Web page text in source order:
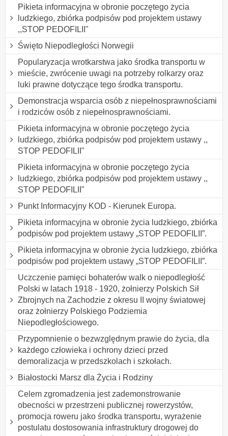
Pikieta informacyjna w obronie poczętego życia
ludzkiego, zbiórka podpisów pod projektem ustawy
,,STOP PEDOFILII"
Święto Niepodległości Norwegii
Popularyzacja wrotkarstwa jako środka transportu w
mieście, zwrócenie uwagi na potrzeby rolkarzy oraz
luki prawne dotyczące tego środka transportu.
Demonstracja wsparcia osób z niepełnosprawnościami
i rodziców osób z niepełnosprawnościami.
Pikieta informacyjna w obronie poczętego życia
ludzkiego, zbiórka podpisów pod projektem ustawy ,,
STOP PEDOFILII"
Pikieta informacyjna w obronie poczętego życia
ludzkiego, zbiórka podpisów pod projektem ustawy ,,
STOP PEDOFILII"
Punkt Informacyjny KOD - Kierunek Europa.
Pikieta informacyjna w obronie życia ludzkiego, zbiórka
podpisów pod projektem ustawy „STOP PEDOFILII”.
Pikieta informacyjna w obronie życia ludzkiego, zbiórka
podpisów pod projektem ustawy „STOP PEDOFILII”.
Uczczenie pamięci bohaterów walk o niepodległość
Polski w latach 1918 - 1920, żołnierzy Polskich Sił
Zbrojnych na Zachodzie z okresu II wojny światowej
oraz żołnierzy Polskiego Podziemia
Niepodległościowego.
Przypomnienie o bezwzględnym prawie do życia, dla
każdego człowieka i ochrony dzieci przed
demoralizacja w przedszkolach i szkołach.
Białostocki Marsz dla Życia i Rodziny
Celem zgromadzenia jest zademonstrowanie
obecności w przestrzeni publicznej rowerzystów,
promocja roweru jako środka transportu, wyrażenie
postulatu dostosowania infrastruktury drogowej do